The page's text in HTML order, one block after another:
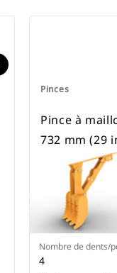
Pinces
Pince à
732 mm (29
Nombre de dents/
4